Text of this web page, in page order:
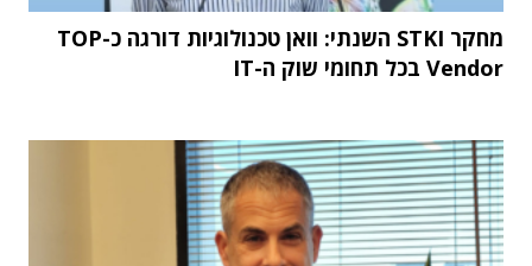
מחקר STKI השנתי: וואן טכנולוגיות דורגה כ-TOP
Vendor בכל תחומי שוק ה-IT